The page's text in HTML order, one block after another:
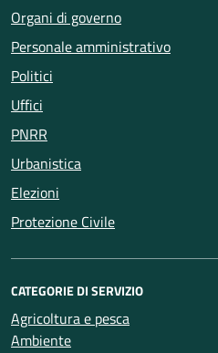
Organi di governo
Personale amministrativo
Politici
Uffici
PNRR
Urbanistica
Elezioni
Protezione Civile
CATEGORIE DI SERVIZIO
Agricoltura e pesca
Ambiente